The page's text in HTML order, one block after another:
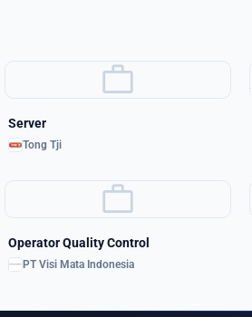
work
Server
Tong Tji
work
Operator Quality Control
PT Visi Mata Indonesia